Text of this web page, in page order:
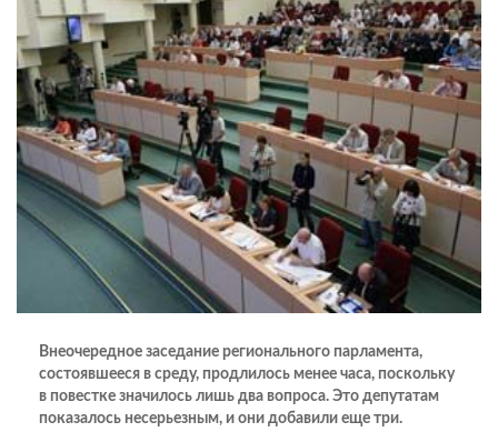
Внеочередное заседание регионального парламента,
состоявшееся в среду, продлилось менее часа, поскольку
в повестке значилось лишь два вопроса. Это депутатам
показалось несерьезным, и они добавили еще три.